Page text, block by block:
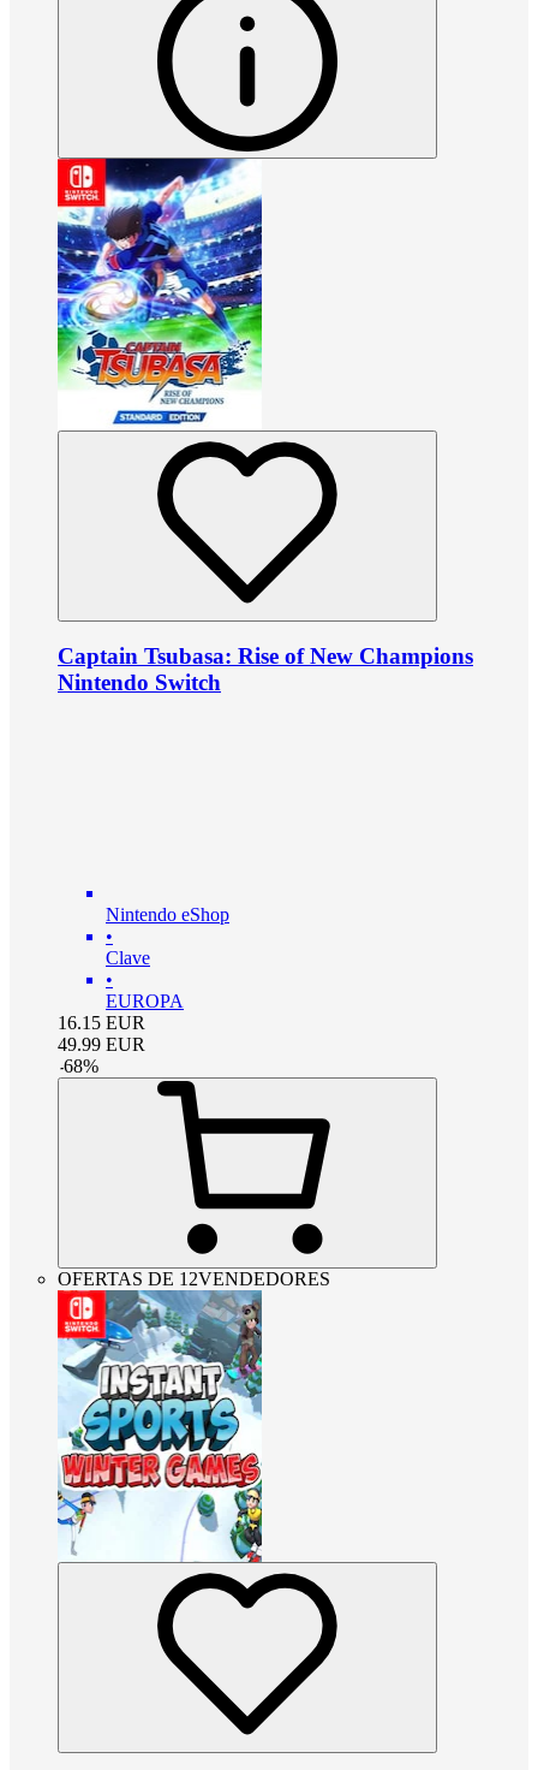
Captain Tsubasa: Rise of New Champions
Nintendo Switch
Nintendo eShop
•
Clave
•
EUROPA
16.15 EUR
49.99 EUR
-68%
OFERTAS DE 12VENDEDORES